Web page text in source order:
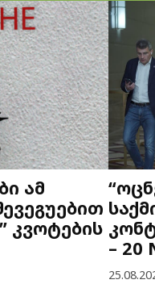
ამ
კვოტების
– 20